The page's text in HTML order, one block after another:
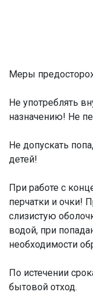
Меры
Не употреблять
назначению! Не
Не допускать
детей!
При работе с
перчатки и очки!
слизистую
водой, при
необходимости
По истечении
бытовой отход.